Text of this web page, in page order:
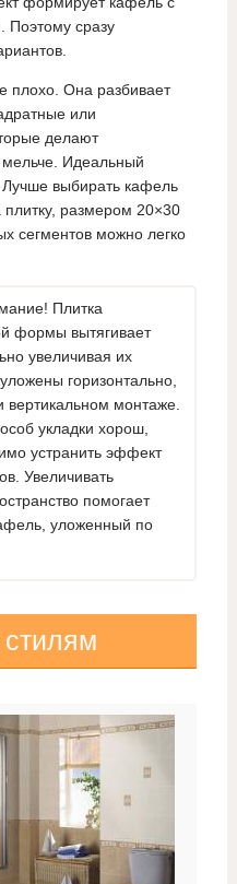
Поэтому сразу
плохо. Она разбивает
или
делают
мельче. Идеальный
Лучше выбирать кафель
размером 20×30
сегментов можно легко
Плитка
формы вытягивает
увеличивая их
горизонтально,
вертикальном монтаже.
укладки хорош,
устранить эффект
Увеличивать
помогает
уложенный по
стилям